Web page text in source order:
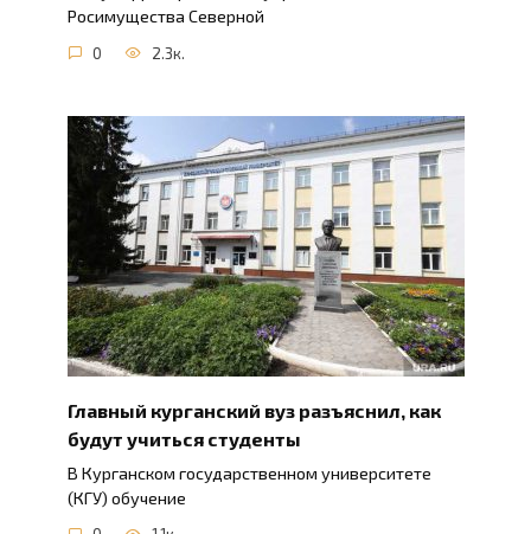
Росимущества Северной
0 2.3к.
Главный курганский вуз разъяснил, как
будут учиться студенты
В Курганском государственном университете
(КГУ) обучение